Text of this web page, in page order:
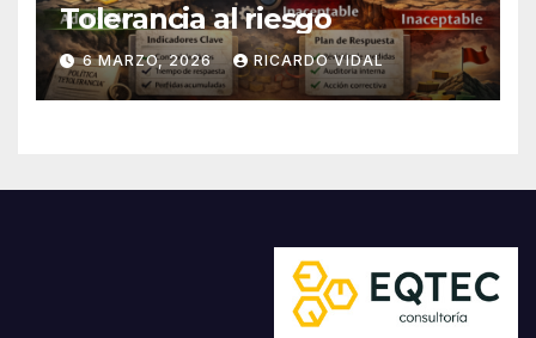
Tolerancia al riesgo
6 MARZO, 2026 RICARDO VIDAL